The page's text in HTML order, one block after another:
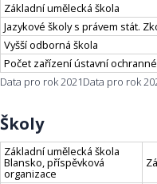
Základní umělecká škola
Jazykové školy s právem stát.
Vyšší odborná škola
Počet zařízení ústavní
Data pro rok 2021Data pro rok
Školy
Základní umělecká škola
Blansko, příspěvková
organizace